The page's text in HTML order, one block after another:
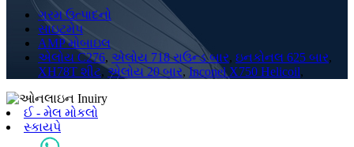
ગરમ ઉત્પાદનો
સાઇટમેપ
AMP મોબાઇલ
એલોય C276, એલોય 718 રાઉન્ડ બાર, ઇનકોનલ 625 બાર,
XH78T શીટ,એલોય 20 બાર,Inconel X750 Helicoil,
ઈ - મેલ મોકલો
સ્કાયપે